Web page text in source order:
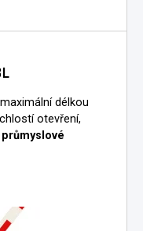
délkou
otevření,